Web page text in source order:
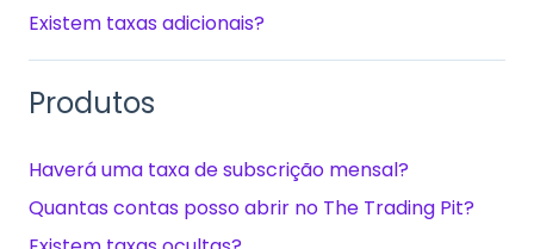
Existem taxas adicionais?
Produtos
Haverá uma taxa de subscrição mensal?
Quantas contas posso abrir no The Trading Pit?